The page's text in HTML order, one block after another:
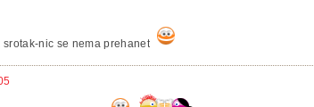
nic se nema prehanet